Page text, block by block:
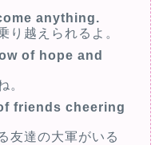
anything.
り越えられるよ。
of hope and
。
friends cheering
友達の大軍がいる